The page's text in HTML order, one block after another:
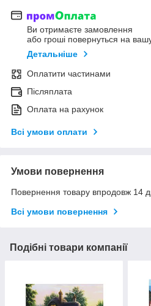
Ви отримаєте замовлення
або гроші повернуться на
Детальніше
Оплатити частинами
Післяплата
Оплата на рахунок
Всі умови оплати
Умови повернення
Повернення товару впродовж 14
Всі умови повернення
Подібні товари компанії